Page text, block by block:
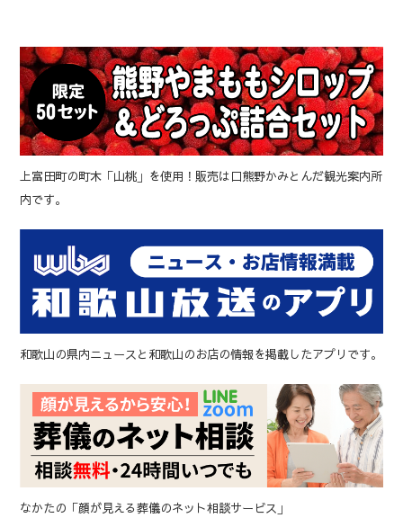
上富田町の町木「山桃」を使用！販売は口熊野かみとんだ観光案内所
内です。
和歌山の県内ニュースと和歌山のお店の情報を掲載したアプリです。
なかたの「顔が見える葬儀のネット相談サービス」